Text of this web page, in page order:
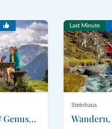
Ahrntaler Berg- & Genussherbst
Last Minute
Steinhaus